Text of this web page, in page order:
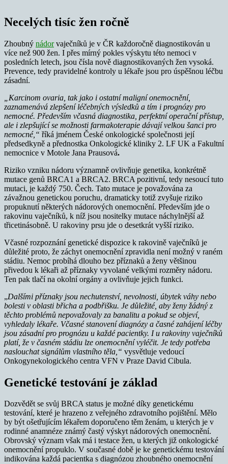
Necelých tisíc žen ročně
Zhoubný nádorvaječníků je v ČR každoročně diagnostikován u
více než 900 žen. I přes mírný pokles výskytu této nemoci v
posledních letech, jsou čísla nově diagnostikovaných žen vysoká.
Prevence, tedy pravidelné kontroly u lékaře jsou pro úspěšnou léčbu
zásadní.
„Karcinom ovaria, tak jako i ostatní maligní onemocnění,
zaznamenává zlepšení léčebných výsledků a tím i prognózy pro
nemocné. Především včasná diagnostika, perfektní operační přístup,
ale i zlepšující se možnosti farmakoterapie dávají velkou šanci pro
nemocné,“ říká jménem České onkologické společnosti její
předsedkyně a přednostka Onkologické kliniky 2. LF UK a Fakultní
nemocnice v Motole Jana Prausová.
Riziko vzniku nádoru významně ovlivňuje genetika, konkrétně
mutace genů BRCA1 a BRCA2. BRCA pozitivní, tedy nesoucí tuto
mutaci, je každý 750. Čech. Tato mutace je považována za
závažnou genetickou poruchu, dramaticky totiž zvyšuje riziko
propuknutí některých nádorových onemocnění. Především jde o
rakovinu vaječníků, k níž jsou nositelky mutace náchylnější až
třicetinásobně. U rakoviny prsu jde o desetkrát vyšší riziko.
Včasné rozpoznání genetické dispozice k rakovině vaječníků je
důležité proto, že záchyt onemocnění zpravidla není možný v raném
stádiu. Nemoc probíhá dlouho bez příznaků a ženy většinou
přivedou k lékaři až příznaky vyvolané velkými rozměry nádoru.
Ten pak tlačí na okolní orgány a ovlivňuje jejich funkci.
„Dalšími příznaky jsou nechutenství, nevolnosti, úbytek váhy nebo
bolesti v oblasti břicha a podbřišku. Je důležité, aby ženy žádný z
těchto problémů nepovažovaly za banalitu a pokud se objeví,
vyhledaly lékaře. Včasné stanovení diagnózy a časné zahájení léčby
jsou zásadní pro prognózu u každé pacientky. I u rakoviny vaječníků
platí, že v časném stádiu lze onemocnění vyléčit. Je tedy potřeba
naslouchat signálům vlastního těla,“ vysvětluje vedoucí
Onkogynekologického centra VFN v Praze David Cibula.
Genetické testování je základ
Dozvědět se svůj BRCA status je možné díky genetickému
testování, které je hrazeno z veřejného zdravotního pojištění. Mělo
by být ošetřujícím lékařem doporučeno těm ženám, u kterých je v
rodinné anamnéze známý častý výskyt nádorových onemocnění.
Obrovský význam však má i testace žen, u kterých již onkologické
onemocnění propuklo. V současné době je ke genetickému testování
indikována každá pacientka s diagnózou zhoubného onemocnění